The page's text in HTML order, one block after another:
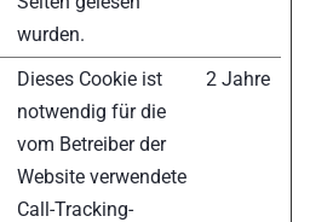
wurden.
Dieses Cookie ist
notwendig für die
vom Betreiber der
Website verwendete
Call-Tracking-
2 Jahre